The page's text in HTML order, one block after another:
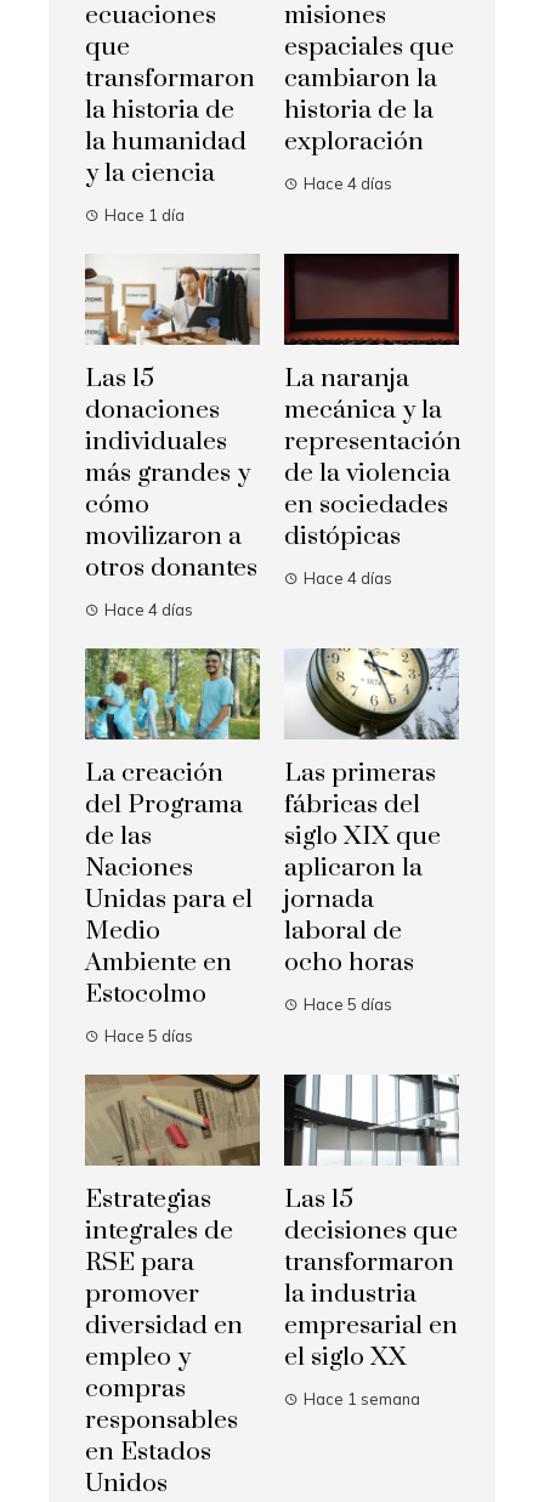
ecuaciones
que
transformaron
la historia de
la humanidad
y la ciencia
Hace 1 día
misiones
espaciales que
cambiaron la
historia de la
exploración
Hace 4 días
Las 15
donaciones
individuales
más grandes y
cómo
movilizaron a
otros donantes
Hace 4 días
La naranja
mecánica y la
representación
de la violencia
en sociedades
distópicas
Hace 4 días
La creación
del Programa
de las
Naciones
Unidas para el
Medio
Ambiente en
Estocolmo
Hace 5 días
Las primeras
fábricas del
siglo XIX que
aplicaron la
jornada
laboral de
ocho horas
Hace 5 días
Estrategias
integrales de
RSE para
promover
diversidad en
empleo y
compras
responsables
en Estados
Unidos
Las 15
decisiones que
transformaron
la industria
empresarial en
el siglo XX
Hace 1 semana